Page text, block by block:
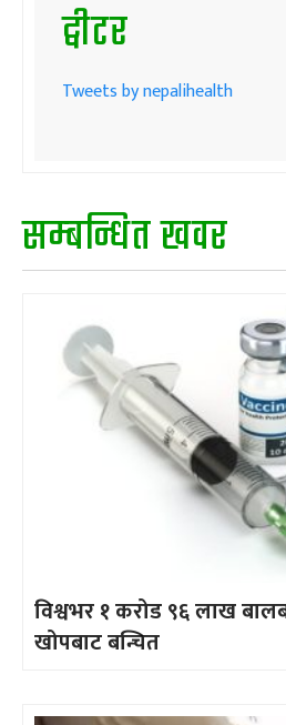
ट्वीटर
Tweets by nepalihealth
सम्बन्धित खवर
विश्वभर १ करोड ९६ लाख
खोपबाट बन्चित